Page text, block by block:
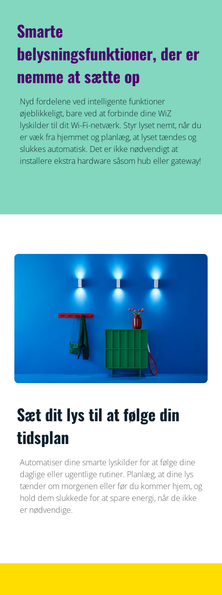
Smarte
belysningsfunktioner, der er
nemme at sætte op
Nyd fordelene ved intelligente funktioner
øjeblikkeligt, bare ved at forbinde dine WiZ
lyskilder til dit Wi-Fi-netværk. Styr lyset nemt, når du
er væk fra hjemmet og planlæg, at lyset tændes og
slukkes automatisk. Det er ikke nødvendigt at
installere ekstra hardware såsom hub eller gateway!
Sæt dit lys til at følge din
tidsplan
Automatiser dine smarte lyskilder for at følge dine
daglige eller ugentlige rutiner. Planlæg, at dine lys
tænder om morgenen eller før du kommer hjem, og
hold dem slukkede for at spare energi, når de ikke
er nødvendige.